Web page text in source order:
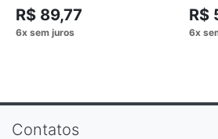
R$ 89,77 R$
Contatos